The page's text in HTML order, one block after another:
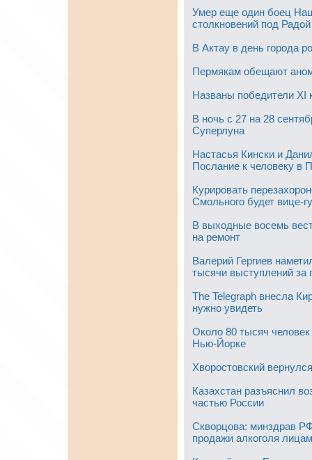
Умер еще один боец
столкновений под Радой
В Актау в день города
Пермякам обещают
Названы победители XI
В ночь с 27 на 28
Суперлуна
Настасья Кински и
Послание к человеку в
Курировать
Смольного будет вице-
В выходные восемь
на ремонт
Валерий Гергиев
тысячи выступлений за
The Telegraph внесла
нужно увидеть
Около 80 тысяч человек
Нью-Йорке
Хворостовский
Казахстан разъяснил
частью России
Скворцова: минздрав
продажи алкоголя